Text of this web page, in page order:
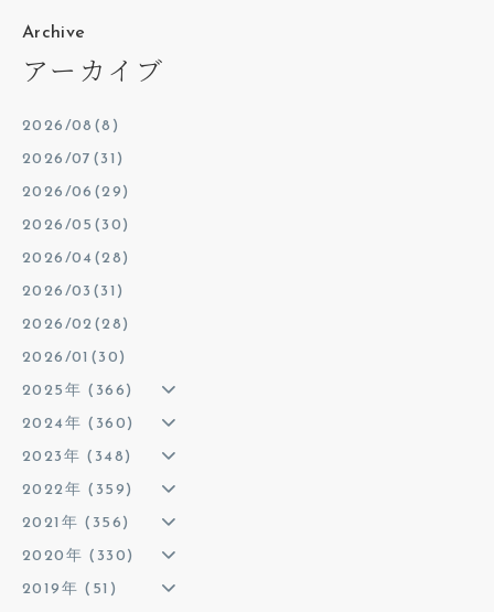
Archive
アーカイブ
2026/08(8)
2026/07(31)
2026/06(29)
2026/05(30)
2026/04(28)
2026/03(31)
2026/02(28)
2026/01(30)
2025年 (366)
2024年 (360)
2023年 (348)
2022年 (359)
2021年 (356)
2020年 (330)
2019年 (51)